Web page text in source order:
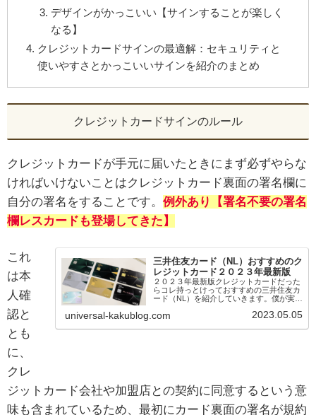
デザインがかっこいい【サインすることが楽しく
なる】
クレジットカードサインの最適解：セキュリティと
使いやすさとかっこいいサインを紹介のまとめ
クレジットカードサインのルール
クレジットカードが手元に届いたときにまず必ずやらな
ければいけないことはクレジットカード裏面の署名欄に
自分の署名をすることです。 例外あり【署名不要の署名
欄レスカードも登場してきた】
三井住友カード（NL）おすすめのク
レジットカード２０２３年最新版
２０２３年最新版クレジットカードだった
らコレ持っとけっておすすめの三井住友カ
ード（NL）を紹介していきます。僕が実際
三井住友カード（NL）のこれが便利だった
ていきま...
universal-kakublog.com 2023.05.05
これ
は本
人確
認と
とも
に、
クレ
ジットカード会社や加盟店との契約に同意するという意
味も含まれているため、最初にカード裏面の署名が規約